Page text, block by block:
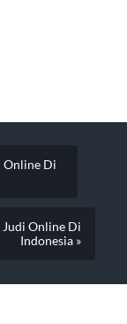
Online Di
Judi Online Di
Indonesia »